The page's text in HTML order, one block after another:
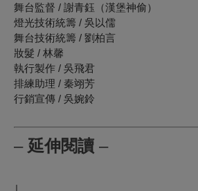
舞台監督 / 謝青鈺（漢堡神偷）
燈光技術統籌 / 吳以儒
舞台技術統籌 / 劉柏言
妝髮 / 林馨
執行製作 / 吳飛君
排練助理 / 秦翊芳
行銷宣傳 / 吳婉鈴
‒ 延伸閱讀 ‒